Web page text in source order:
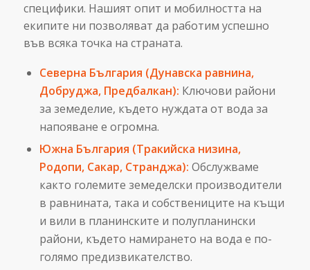
специфики. Нашият опит и мобилността на
екипите ни позволяват да работим успешно
във всяка точка на страната.
Северна България (Дунавска равнина,
Добруджа, Предбалкан): Ключови райони
за земеделие, където нуждата от вода за
напояване е огромна.
Южна България (Тракийска низина,
Родопи, Сакар, Странджа): Обслужваме
както големите земеделски производители
в равнината, така и собствениците на къщи
и вили в планинските и полупланински
райони, където намирането на вода е по-
голямо предизвикателство.